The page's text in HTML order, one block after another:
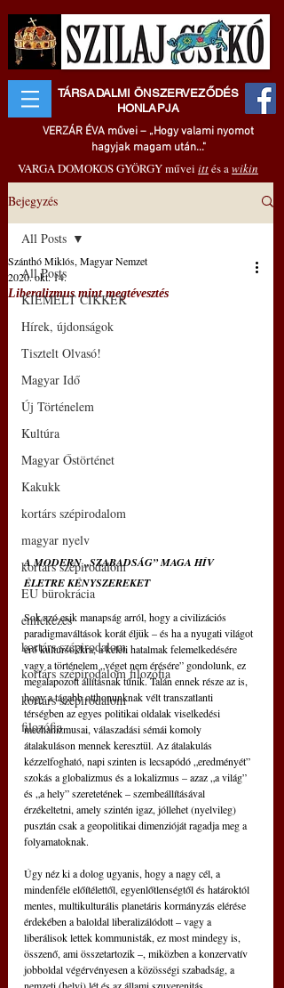
TÁRSADALMI ÖNSZERVEZŐDÉS
HONLAPJA
VERZÁR ÉVA művei – „Hogy valami nyomot
hagyjak magam után..."
VARGA DOMOKOS GYÖRGY művei ittés awikin
Bejegyzés
All Posts
KIEMELT CIKKEK
Hírek, újdonságok
Tisztelt Olvasó!
Magyar Idő
Új Történelem
Kultúra
Magyar Őstörténet
Kakukk
kortárs szépirodalom
magyar nyelv
kortárs szépirodalom
EU bürokrácia
emlékezés
kortárs szépirodalom
kortárs szépirodalom filozófia
kortárs szépirodalom
filozófia
All Posts
Liberalizmus mint megtévesztés
Szánthó Miklós, Magyar Nemzet
2020. okt. 14.
A MODERN „SZABADSÁG” MAGA HÍV
ÉLETRE KÉNYSZEREKET
Sok szó esik manapság arról, hogy a civilizációs
paradigmaváltások korát éljük – és ha a nyugati világot
érő kultúrsokkra, a keleti hatalmak felemelkedésére
vagy a történelem „véget nem érésére” gondolunk, ez
megalapozott állításnak tűnik. Talán ennek része az is,
hogy a tágabb otthonunknak vélt transzatlanti
térségben az egyes politikai oldalak viselkedési
mechanizmusai, válaszadási sémái komoly
átalakuláson mennek keresztül. Az átalakulás
kézzelfogható, napi szinten is lecsapódó „eredményét”
szokás a globalizmus és a lokalizmus – azaz „a világ”
és „a hely” szeretetének – szembeállításával
érzékeltetni, amely szintén igaz, jóllehet (nyelvileg)
pusztán csak a geopolitikai dimenzióját ragadja meg a
folyamatoknak.
Úgy néz ki a dolog ugyanis, hogy a nagy cél, a
mindenféle előítélettől, egyenlőtlenségtől és határoktól
mentes, multikulturális planetáris kormányzás elérése
érdekében a baloldal liberalizálódott – vagy a
liberálisok lettek kommunisták, ez most mindegy is,
összenő, ami összetartozik –, miközben a konzervatív
jobboldal végérvényesen a közösségi szabadság, a